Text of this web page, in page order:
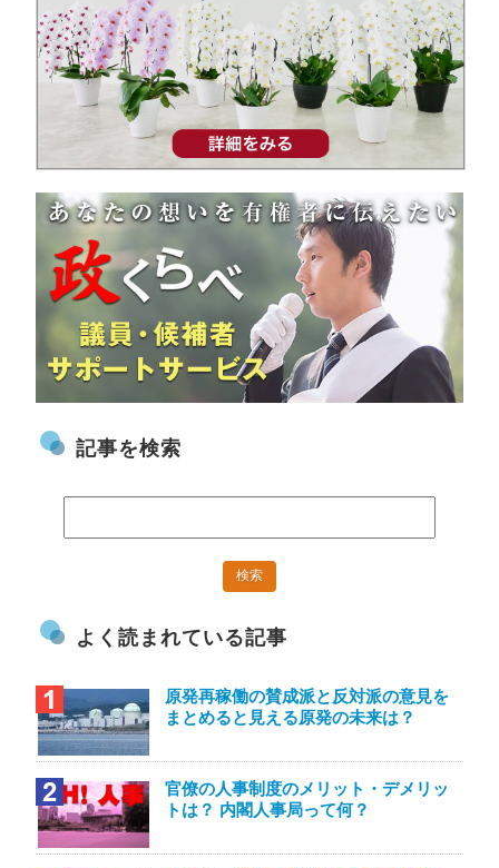
記事を検索
よく読まれている記事
原発再稼働の賛成派と反対派の意見を
まとめると見える原発の未来は？
官僚の人事制度のメリット・デメリッ
トは？ 内閣人事局って何？